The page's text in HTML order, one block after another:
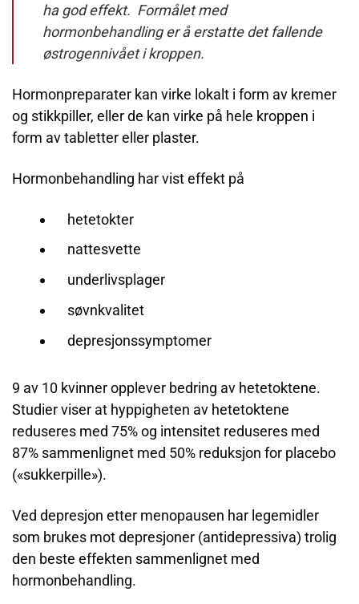
ha god effekt. Formålet med
hormonbehandling er å erstatte det fallende
østrogennivået i kroppen.
Hormonpreparater kan virke lokalt i form av kremer
og stikkpiller, eller de kan virke på hele kroppen i
form av tabletter eller plaster.
Hormonbehandling har vist effekt på
hetetokter
nattesvette
underlivsplager
søvnkvalitet
depresjonssymptomer
9 av 10 kvinner opplever bedring av hetetoktene.
Studier viser at hyppigheten av hetetoktene
reduseres med 75% og intensitet reduseres med
87% sammenlignet med 50% reduksjon for placebo
(«sukkerpille»).
Ved depresjon etter menopausen har legemidler
som brukes mot depresjoner (antidepressiva) trolig
den beste effekten sammenlignet med
hormonbehandling.